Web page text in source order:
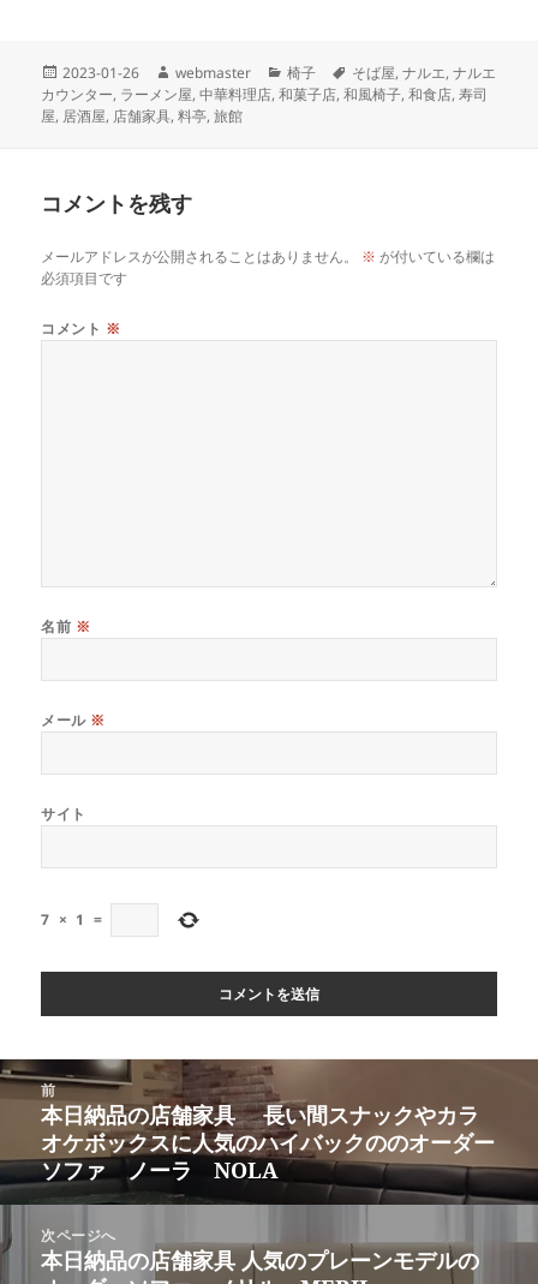
投
稿
日:
2023-01-26
作
成
者
webmaster
カ
テ
椅子
タ
グ
そば屋,ナルエ,ナルエ
カウンター, ラーメン屋,中華料理店,和菓子店,和風椅子,和食店,寿司
屋, 居酒屋, 店舗家具,料亭,旅館
コメントを残す
メールアドレスが公開されることはありません。 ※ が付いている欄は
必須項目です
コメント ※
名前 ※
メール ※
サイト
7 × 1 =
投
稿
ビ
ゲ
シ
前
前
の
投
稿:
本日納品の店舗家具 長い間スナックやカラ
オケボックスに人気のハイバックののオーダー
ソファ ノーラ NOLA
次ページへ
次
本日納品の店舗家具 人気のプレーンモデルの